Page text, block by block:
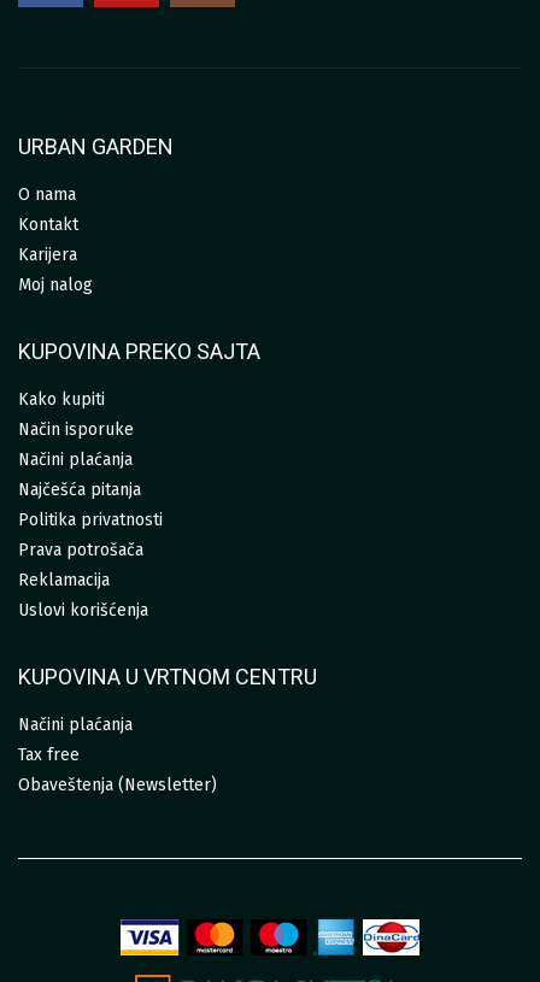
URBAN GARDEN
O nama
Kontakt
Karijera
Moj nalog
KUPOVINA PREKO SAJTA
Kako kupiti
Način isporuke
Načini plaćanja
Najčešća pitanja
Politika privatnosti
Prava potrošača
Reklamacija
Uslovi korišćenja
KUPOVINA U VRTNOM CENTRU
Načini plaćanja
Tax free
Obaveštenja (Newsletter)